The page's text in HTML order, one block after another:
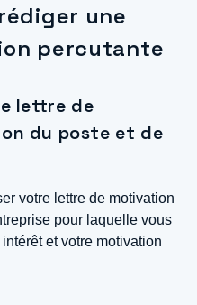
une
percutante
lettre de
du poste et de
votre lettre de motivation
pour laquelle vous
et votre motivation